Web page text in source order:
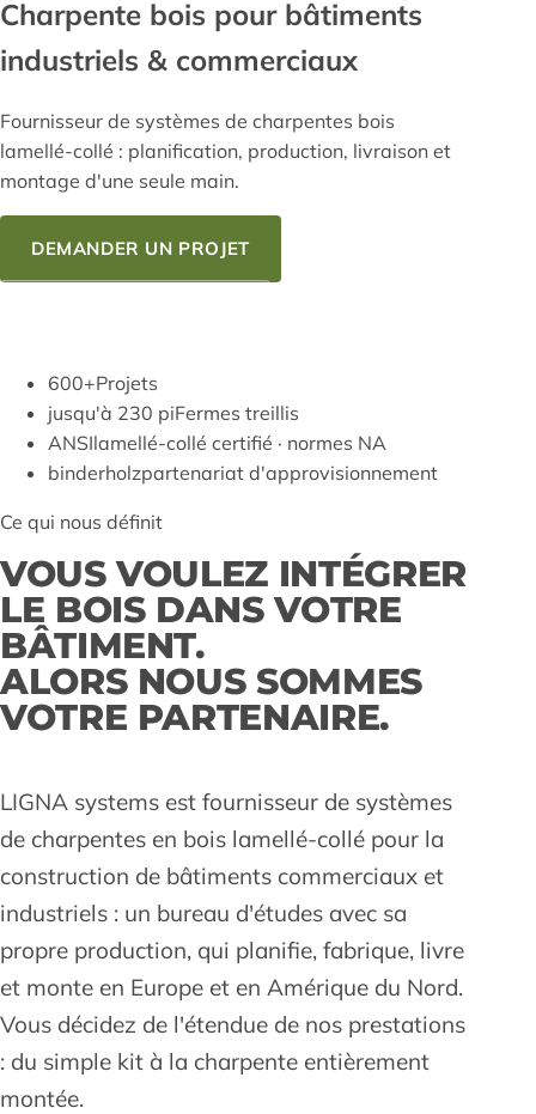
Charpente bois pour bâtiments
industriels & commerciaux
Fournisseur de systèmes de charpentes bois
lamellé-collé : planification, production, livraison et
montage d'une seule main.
DEMANDER UN PROJET
600+Projets
jusqu'à 230 piFermes treillis
ANSIlamellé-collé certifié · normes NA
binderholzpartenariat d'approvisionnement
Ce qui nous définit
VOUS VOULEZ INTÉGRER
LE BOIS DANS VOTRE
BÂTIMENT.
ALORS NOUS SOMMES
VOTRE PARTENAIRE.
LIGNA systems est fournisseur de systèmes
de charpentes en bois lamellé-collé pour la
construction de bâtiments commerciaux et
industriels : un bureau d'études avec sa
propre production, qui planifie, fabrique, livre
et monte en Europe et en Amérique du Nord.
Vous décidez de l'étendue de nos prestations
: du simple kit à la charpente entièrement
montée.